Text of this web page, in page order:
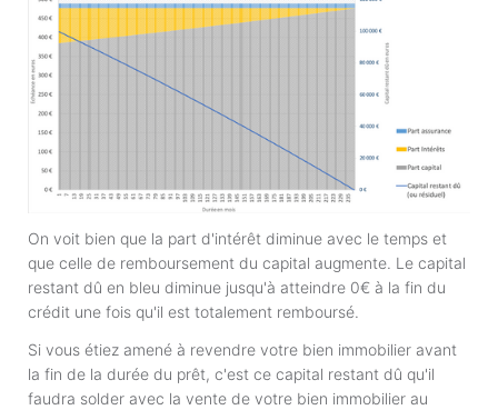
On voit bien que la part d'intérêt diminue avec le temps et
que celle de remboursement du capital augmente. Le capital
restant dû en bleu diminue jusqu'à atteindre 0€ à la fin du
crédit une fois qu'il est totalement remboursé.
Si vous étiez amené à revendre votre bien immobilier avant
la fin de la durée du prêt, c'est ce capital restant dû qu'il
faudra solder avec la vente de votre bien immobilier au